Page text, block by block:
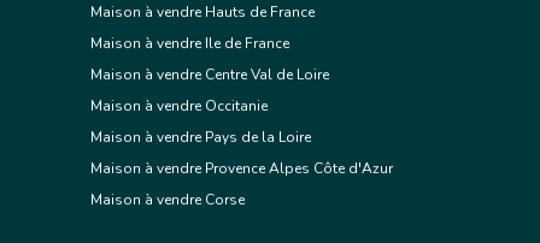
Maison à vendre Hauts de France
Maison à vendre Ile de France
Maison à vendre Centre Val de Loire
Maison à vendre Occitanie
Maison à vendre Pays de la Loire
Maison à vendre Provence Alpes Côte d'Azur
Maison à vendre Corse